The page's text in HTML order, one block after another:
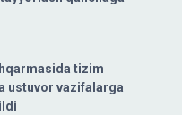
tizim
ustuvor vazifalarga